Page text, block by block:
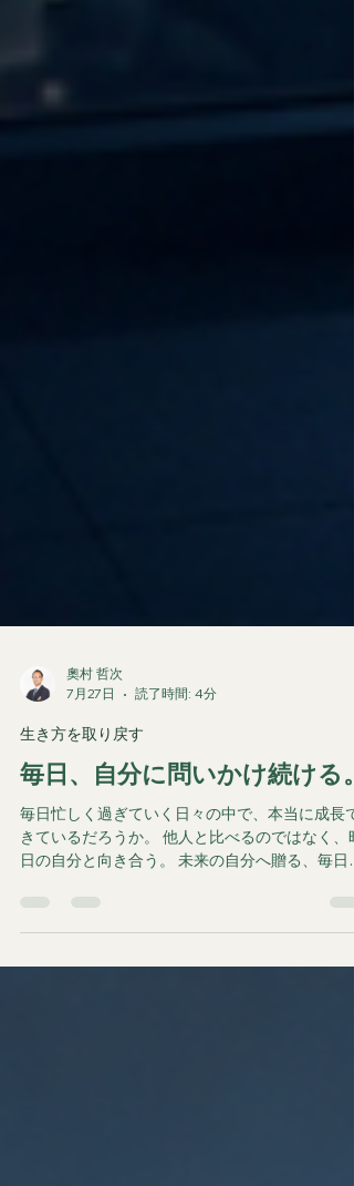
7月27日
読了時間: 4分
生き方を取り戻す
毎日、自分に問いかけ続ける。
毎日忙しく過ぎていく日々の中で、本当に成長で
日の自分と向き合う。 未来の自分へ贈る、毎日問
いかけ続けたい一つの言葉。